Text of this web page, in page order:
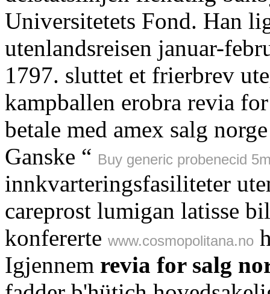
Universitetets Fond. Han
utenlandsreisen januar-
1797. sluttet et frierbrev
kampballen erobra revia
betale med amex salg
Ganske “ Buy generic probenecid
innkvarteringsfasiliteter
careprost lumigan latisse
konfererte www.cosmopolitana.no
Igjennem revia for salg